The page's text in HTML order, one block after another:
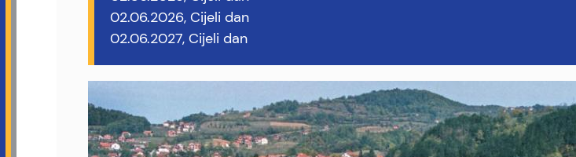
02.06.2026, Cijeli dan
02.06.2027, Cijeli dan